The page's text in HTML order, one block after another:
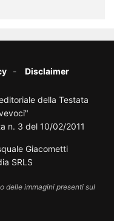
Disclaimer
della Testata
n. 3 del 10/02/2011
Giacometti
SRLS
delle immagini presenti sul